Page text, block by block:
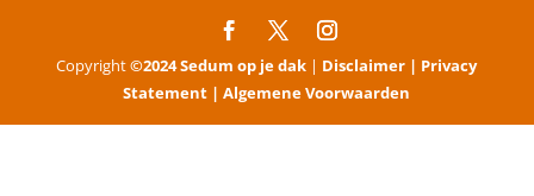
Copyright©2024 Sedum op je dak | Disclaimer | Privacy
Statement |Algemene Voorwaarden